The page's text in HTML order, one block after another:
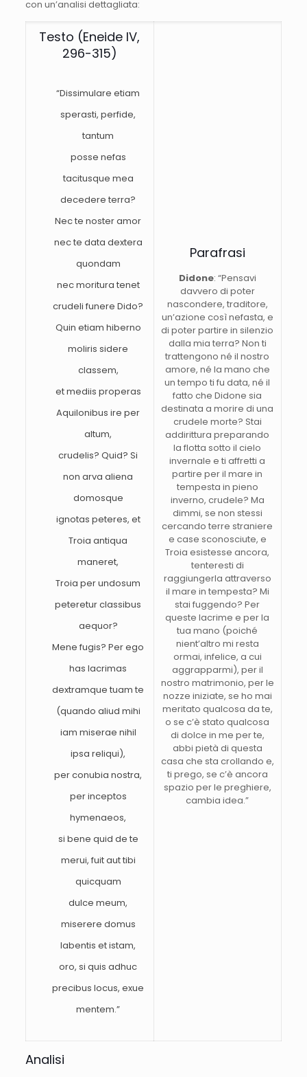
con un’analisi dettagliata:
Testo (Eneide IV,
296-315)
“Dissimulare etiam
sperasti, perfide,
tantum
posse nefas
tacitusque mea
decedere terra?
Nec te noster amor
nec te data dextera
quondam
nec moritura tenet
crudeli funere Dido?
Quin etiam hiberno
moliris sidere
classem,
et mediis properas
Aquilonibus ire per
altum,
crudelis? Quid? Si
non arva aliena
domosque
ignotas peteres, et
Troia antiqua
maneret,
Troia per undosum
peteretur classibus
aequor?
Mene fugis? Per ego
has lacrimas
dextramque tuam te
(quando aliud mihi
iam miserae nihil
ipsa reliqui),
per conubia nostra,
per inceptos
hymenaeos,
si bene quid de te
merui, fuit aut tibi
quicquam
dulce meum,
miserere domus
labentis et istam,
oro, si quis adhuc
precibus locus, exue
mentem.”
Parafrasi
Didone: “Pensavi
davvero di poter
nascondere, traditore,
un’azione così nefasta, e
di poter partire in silenzio
dalla mia terra? Non ti
trattengono né il nostro
amore, né la mano che
un tempo ti fu data, né il
fatto che Didone sia
destinata a morire di una
crudele morte? Stai
addirittura preparando
la flotta sotto il cielo
invernale e ti affretti a
partire per il mare in
tempesta in pieno
inverno, crudele? Ma
dimmi, se non stessi
cercando terre straniere
e case sconosciute, e
Troia esistesse ancora,
tenteresti di
raggiungerla attraverso
il mare in tempesta? Mi
stai fuggendo? Per
queste lacrime e per la
tua mano (poiché
nient’altro mi resta
ormai, infelice, a cui
aggrapparmi), per il
nostro matrimonio, per le
nozze iniziate, se ho mai
meritato qualcosa da te,
o se c’è stato qualcosa
di dolce in me per te,
abbi pietà di questa
casa che sta crollando e,
ti prego, se c’è ancora
spazio per le preghiere,
cambia idea.”
Analisi